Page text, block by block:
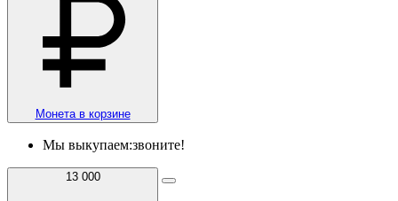
Монета в корзине
Мы выкупаем:звоните!
13 000